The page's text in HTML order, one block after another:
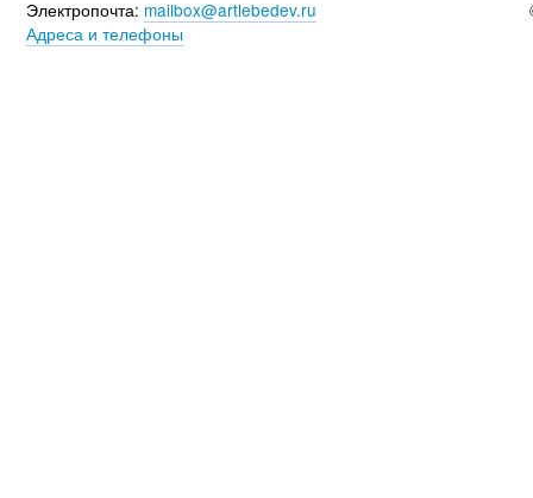
Электропочта: mailbox@artlebedev.ru
Адреса и телефоны